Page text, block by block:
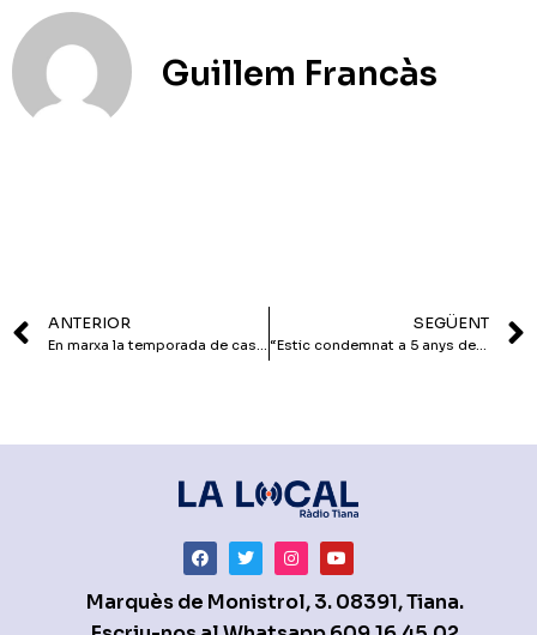
Guillem Francàs
ANTERIOR
En marxa la temporada de casals d’estiu a Tiana
SEGÜENT
“Estic condemnat a 5 anys de presó per manifestar-me contra el feixisme espanyol”
Marquès de Monistrol, 3. 08391, Tiana.